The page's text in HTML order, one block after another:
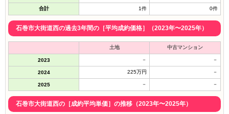
合計 1件 0件
石巻市大街道西の過去3年間の［平均成約価格］（2023年〜2025年）
土地 中古マンション
2023 － －
2024 225万円 －
2025 － －
石巻市大街道西の［成約平均単価］の推移（2023年〜2025年）